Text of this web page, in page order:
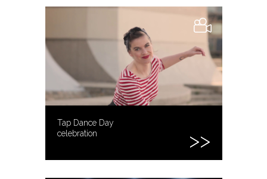
Tap Dance Day
celebration